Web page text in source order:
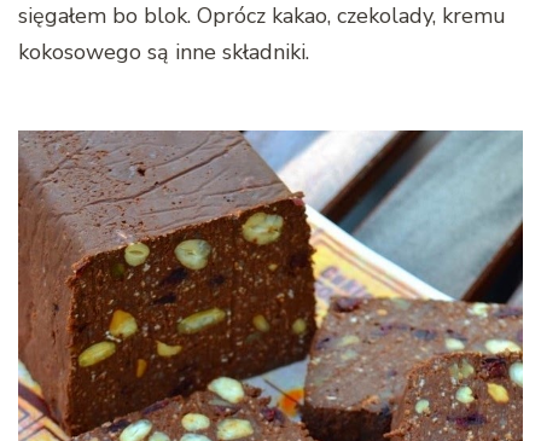
sięgałem bo blok. Oprócz kakao, czekolady, kremu
kokosowego są inne składniki.